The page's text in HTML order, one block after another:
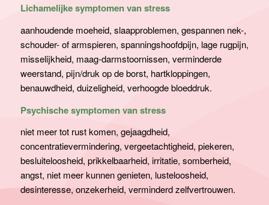
Lichamelijke symptomen van stress
aanhoudende moeheid, slaapproblemen, gespannen nek-,
schouder- of armspieren, spanningshoofdpijn, lage rugpijn,
misselijkheid, maag-darmstoornissen, verminderde
weerstand, pijn/druk op de borst, hartkloppingen,
benauwdheid, duizeligheid, verhoogde bloeddruk.
Psychische symptomen van stress
niet meer tot rust komen, gejaagdheid,
concentratievermindering, vergeetachtigheid, piekeren,
besluiteloosheid, prikkelbaarheid, irritatie, somberheid,
angst, niet meer kunnen genieten, lusteloosheid,
desinteresse, onzekerheid, verminderd zelfvertrouwen.